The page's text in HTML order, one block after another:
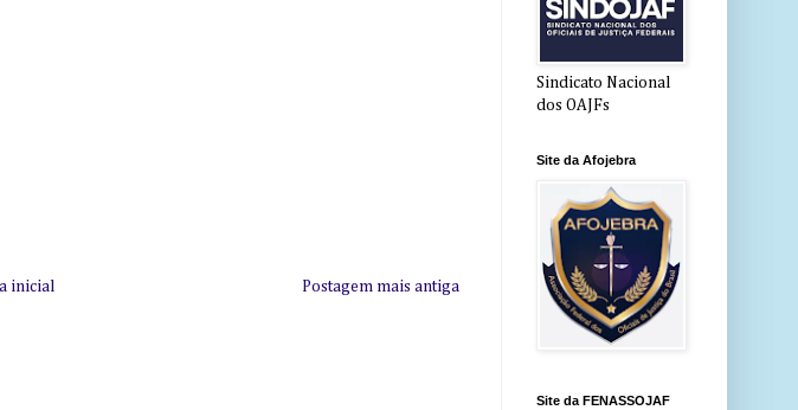
Postagem mais antiga
inicial
Sindicato Nacional
dos OAJFs
Site da Afojebra
Site da FENASSOJAF